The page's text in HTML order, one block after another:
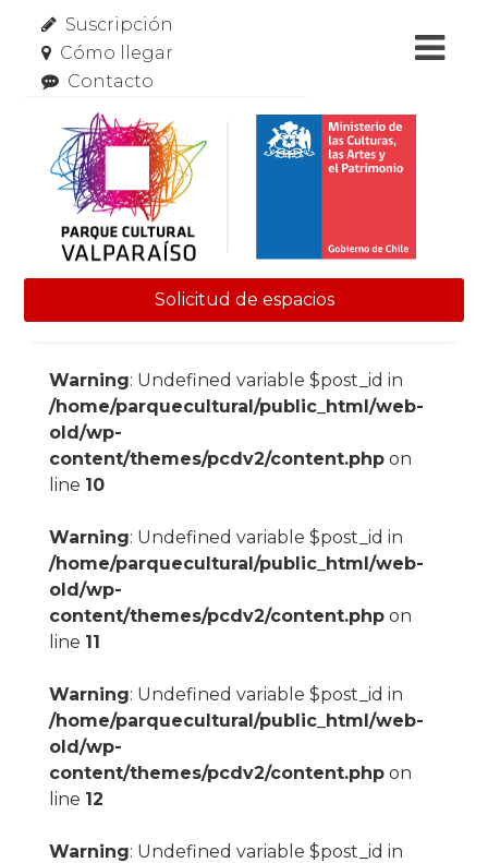
Suscripción
Cómo llegar
Contacto
Solicitud de espacios
Warning: Undefined variable $post_id in
/home/parquecultural/public_html/web-
old/wp-
content/themes/pcdv2/content.phpon
line 10
Warning: Undefined variable $post_id in
/home/parquecultural/public_html/web-
old/wp-
content/themes/pcdv2/content.phpon
line 11
Warning: Undefined variable $post_id in
/home/parquecultural/public_html/web-
old/wp-
content/themes/pcdv2/content.phpon
line 12
Warning: Undefined variable $post_id in